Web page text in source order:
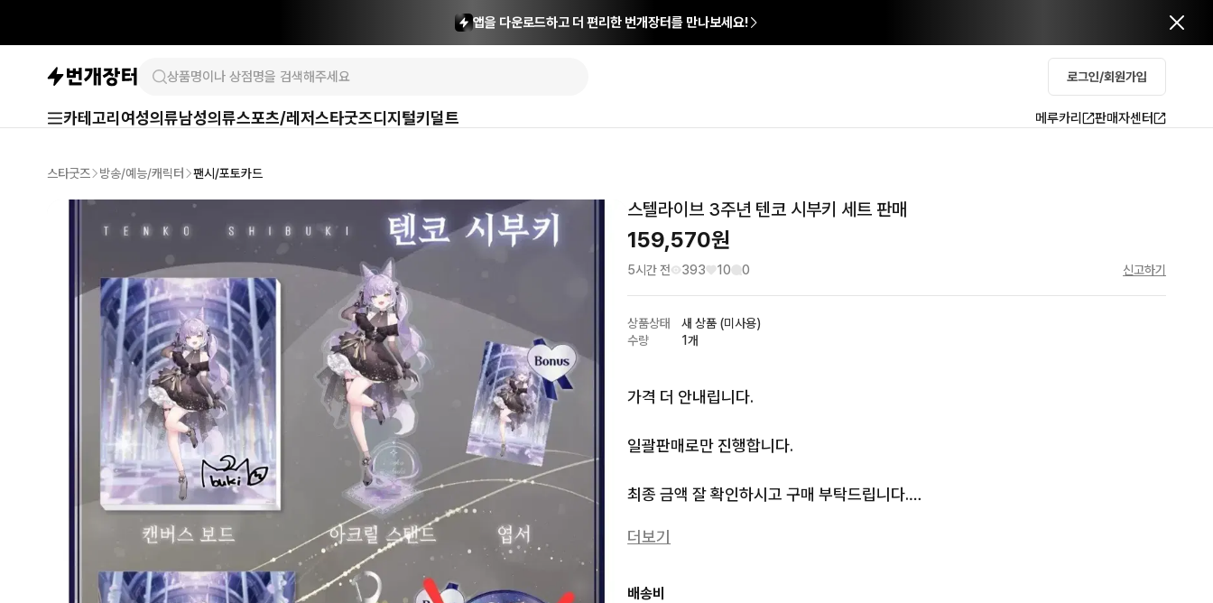
앱을 다운로드하고 더 편리한 번개장터를 만나보세요!
로그인/회원가입
카테고리 여성의류남성의류스포츠/레저스타굿즈디지털키덜트 메루카리 판매자센터
스타굿즈 방송/예능/캐릭터 팬시/포토카드
스텔라이브 3주년 텐코 시부키 세트 판매
159,570원
5시간 전 393 10 0 신고하기
상품상태
새 상품 (미사용)
수량
1개
가격 더 안내립니다.
일괄판매로만 진행합니다.
최종 금액 잘 확인하시고 구매 부탁드립니다.
구매 희망 시 바로 결제하시면 됩니다.
더보기
배송비